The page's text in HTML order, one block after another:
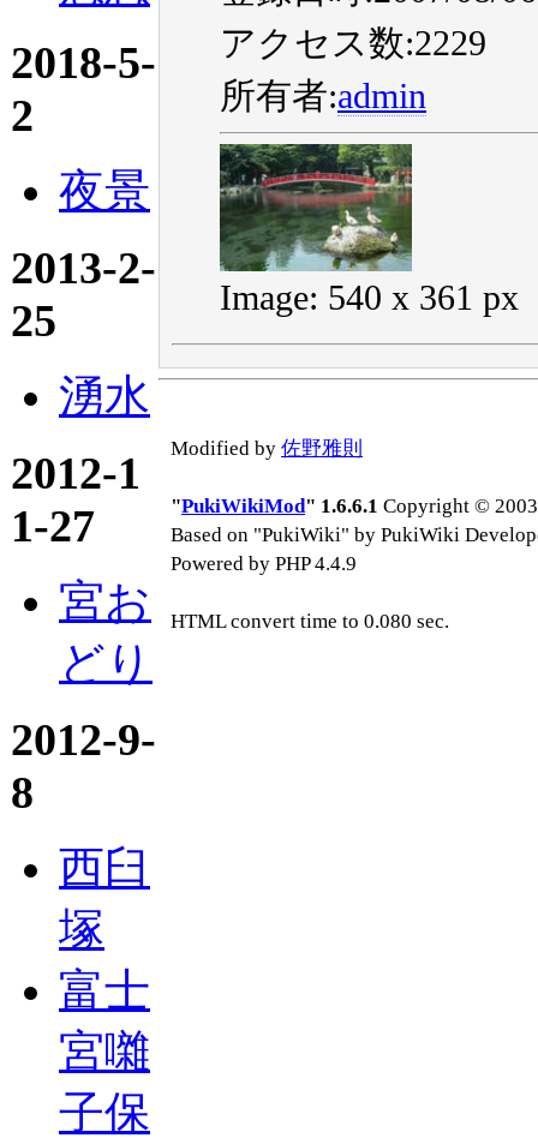
2018-5-
2
夜景
2013-2-
25
湧水
2012-1
1-27
宮お
どり
2012-9-
8
西臼
塚
富士
宮囃
子保
アクセス数:2229
所有者:admin
Image: 540 x 361 px
Modified by 佐野雅則
"PukiWikiMod" 1.6.6.1 Copyright ©
Based on "PukiWiki" by PukiWiki
Powered by PHP 4.4.9
HTML convert time to 0.080 sec.